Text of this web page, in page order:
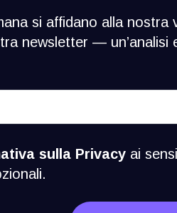
si affidano alla
newsletter —
sulla Privacy ai